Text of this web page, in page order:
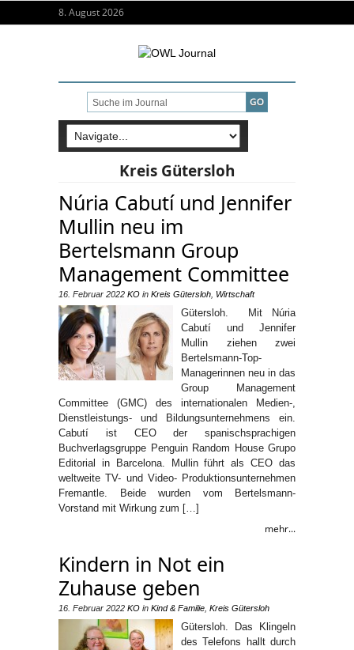
8. August 2026
Kreis Gütersloh
Núria Cabutí und Jennifer
Mullin neu im
Bertelsmann Group
Management Committee
16. Februar 2022 KO in Kreis Gütersloh Wirtschaft
Gütersloh. Mit Núria
Cabutí und Jennifer
Mullin ziehen zwei
Bertelsmann-Top-
Managerinnen neu in das
Group Management
Committee (GMC) des internationalen Medien-,
Dienstleistungs- und Bildungsunternehmens ein.
Cabutí ist CEO der spanischsprachigen
Buchverlagsgruppe Penguin Random House Grupo
Editorial in Barcelona. Mullin führt als CEO das
weltweite TV- und Video- Produktionsunternehmen
Fremantle. Beide wurden vom Bertelsmann-
Vorstand mit Wirkung zum […]
mehr...
Kindern in Not ein
Zuhause geben
16. Februar 2022 KO in Kind & Familie Kreis Gütersloh
Gütersloh. Das Klingeln
des Telefons hallt durch